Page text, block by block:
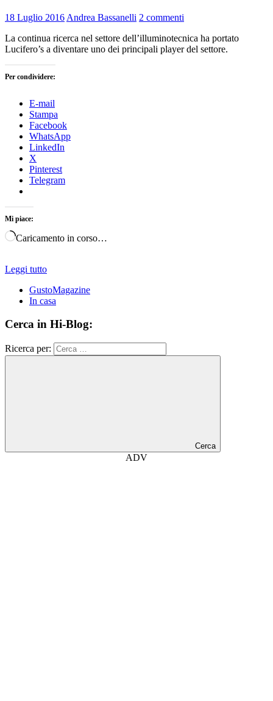
18 Luglio 2016 Andrea Bassanelli 2 commenti
La continua ricerca nel settore dell’illuminotecnica ha portato
Lucifero’s a diventare uno dei principali player del settore.
Per condividere:
E-mail
Stampa
Facebook
WhatsApp
LinkedIn
X
Pinterest
Telegram
Mi piace:
Caricamento in corso…
Leggi tutto
GustoMagazine
In casa
Cerca in Hi-Blog:
Ricerca per:
Cerca
ADV